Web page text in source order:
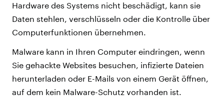
Hardware des Systems nicht beschädigt, kann sie
Daten stehlen, verschlüsseln oder die Kontrolle über
Computerfunktionen übernehmen.
Malware kann in Ihren Computer eindringen, wenn
Sie gehackte Websites besuchen, infizierte Dateien
herunterladen oder E-Mails von einem Gerät öffnen,
auf dem kein Malware-Schutz vorhanden ist.